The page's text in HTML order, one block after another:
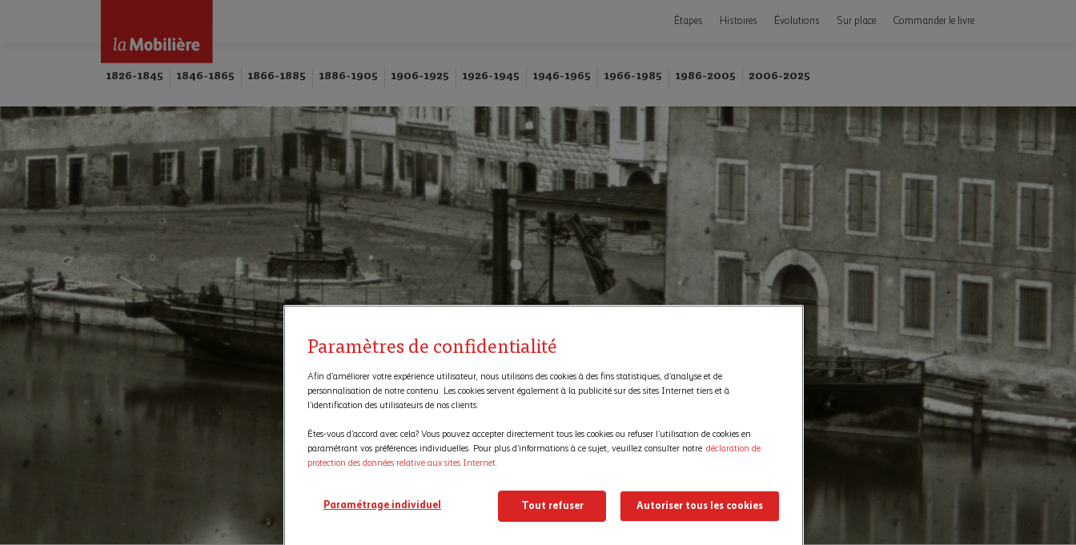
1826-1845 1846-1865 1866-1885 1886-1905 1906-1925 1926-1945 1946-1965 1966-1985 1986-2005 2006-2025
Étapes Histoires Évolutions Sur place Commander le livre
Paramètres de confidentialité
Afin d’améliorer votre expérience utilisateur, nous utilisons des cookies à des fins statistiques, d’analyse et de
personnalisation de notre contenu. Les cookies servent également à la publicité sur des sites Internet tiers et à
l’identification des utilisateurs de nos clients.
Êtes-vous d’accord avec cela? Vous pouvez accepter directement tous les cookies ou refuser l’utilisation de cookies en
paramétrant vos préférences individuelles. Pour plus d’informations à ce sujet, veuillez consulter notre déclaration de
protection des données relative aux sites Internet.
Paramétrage individuel Tout refuser Autoriser tous les cookies